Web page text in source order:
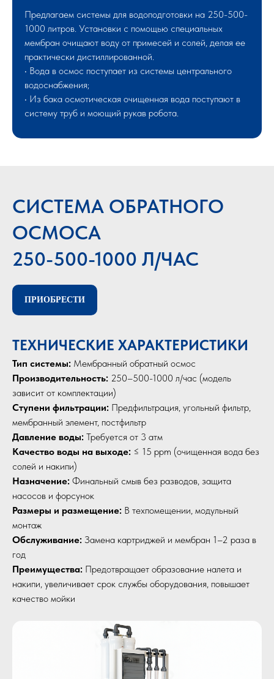
Предлагаем системы для водоподготовки на 250-500-
1000 литров. Установки с помощью специальных
мембран очищают воду от примесей и солей, делая ее
практически дистиллированной.
• Вода в осмос поступает из системы центрального
водоснабжения;
• Из бака осмотическая очищенная вода поступают в
систему труб и моющий рукав робота.
СИСТЕМА ОБРАТНОГО
ОСМОСА
250-500-1000 Л/ЧАС
ПРИОБРЕСТИ
ТЕХНИЧЕСКИЕ ХАРАКТЕРИСТИКИ
Тип системы: Мембранный обратный осмос
Производительность: 250–500-1000 л/час (модель
зависит от комплектации)
Ступени фильтрации: Предфильтрация, угольный фильтр,
мембранный элемент, постфильтр
Давление воды: Требуется от 3 атм
Качество воды на выходе: ≤ 15 ppm (очищенная вода без
солей и накипи)
Назначение: Финальный смыв без разводов, защита
насосов и форсунок
Размеры и размещение: В техпомещении, модульный
монтаж
Обслуживание: Замена картриджей и мембран 1–2 раза в
год
Преимущества: Предотвращает образование налета и
накипи, увеличивает срок службы оборудования, повышает
качество мойки